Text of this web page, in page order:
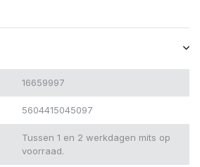
16659997
5604415045097
Tussen 1 en 2 werkdagen mits op
voorraad.